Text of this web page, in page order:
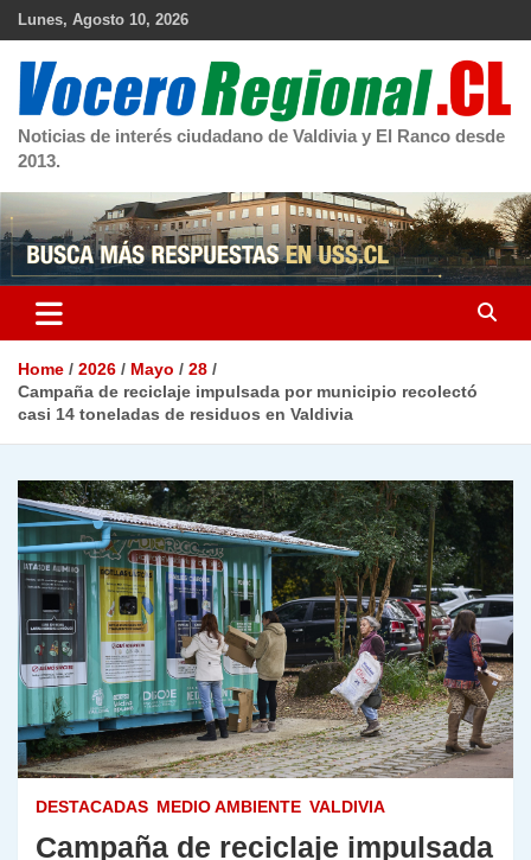
Skip
Lunes, Agosto 10, 2026
Noticias de interés ciudadano de Valdivia y El Ranco desde
2013.
Home 2026 Mayo
28
Campaña de reciclaje impulsada por municipio recolectó
casi 14 toneladas de residuos en Valdivia
DESTACADAS MEDIO AMBIENTE VALDIVIA
Campaña de reciclaje impulsada